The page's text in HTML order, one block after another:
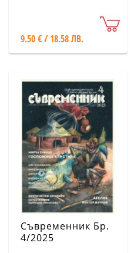
Септември 2026
9.50 € / 18.58 ЛВ.
Съвременник Бр.
4/2025